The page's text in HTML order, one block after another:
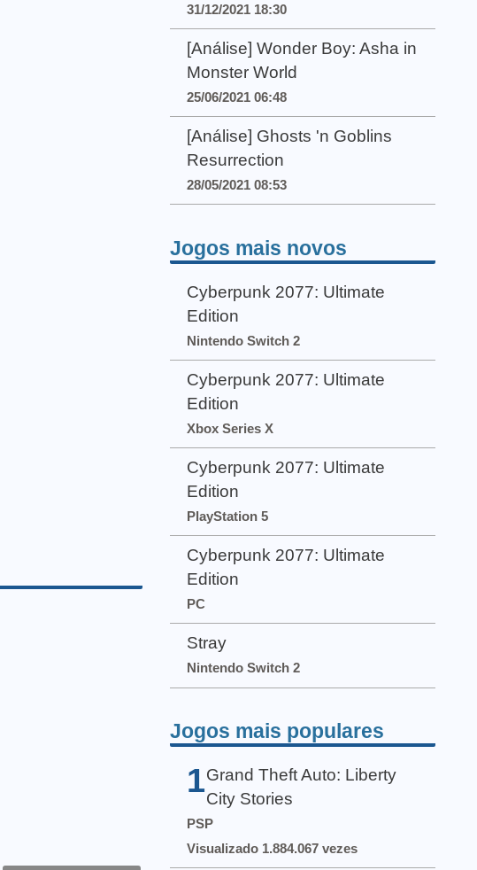
31/12/2021 18:30
[Análise] Wonder Boy: Asha in
Monster World
25/06/2021 06:48
[Análise] Ghosts 'n Goblins
Resurrection
28/05/2021 08:53
Jogos mais novos
Cyberpunk 2077: Ultimate
Edition
Nintendo Switch 2
Cyberpunk 2077: Ultimate
Edition
Xbox Series X
Cyberpunk 2077: Ultimate
Edition
PlayStation 5
Cyberpunk 2077: Ultimate
Edition
PC
Stray
Nintendo Switch 2
Jogos mais populares
1 Grand Theft Auto: Liberty
City Stories
PSP
Visualizado 1.884.067 vezes